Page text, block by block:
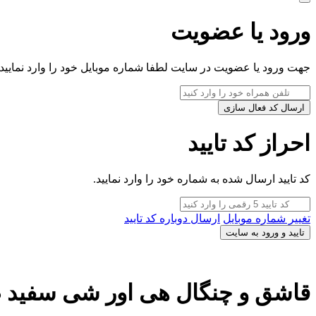
ورود یا عضویت
جهت ورود یا عضویت در سایت لطفا شماره موبایل خود را وارد
ارسال کد فعال سازی
احراز کد تایید
کد تایید ارسال شده به شماره خود را وارد نمایید.
تغییر شماره موبایل ارسال دوباره کد تایید
تایید و ورود به سایت
قاشق و چنگال هی اور شی